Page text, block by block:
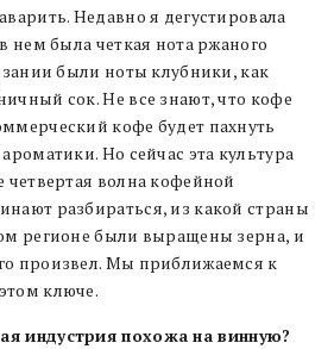
Недавно я дегустировала
нем была четкая нота ржаного
были ноты клубники, как
сок. Не все знают, что кофе
кофе будет пахнуть
Но сейчас эта культура
четвертая волна кофейной
разбираться, из какой страны
регионе были выращены зерна, и
произвел. Мы приближаемся к
ключе.
индустрия похожа на винную?